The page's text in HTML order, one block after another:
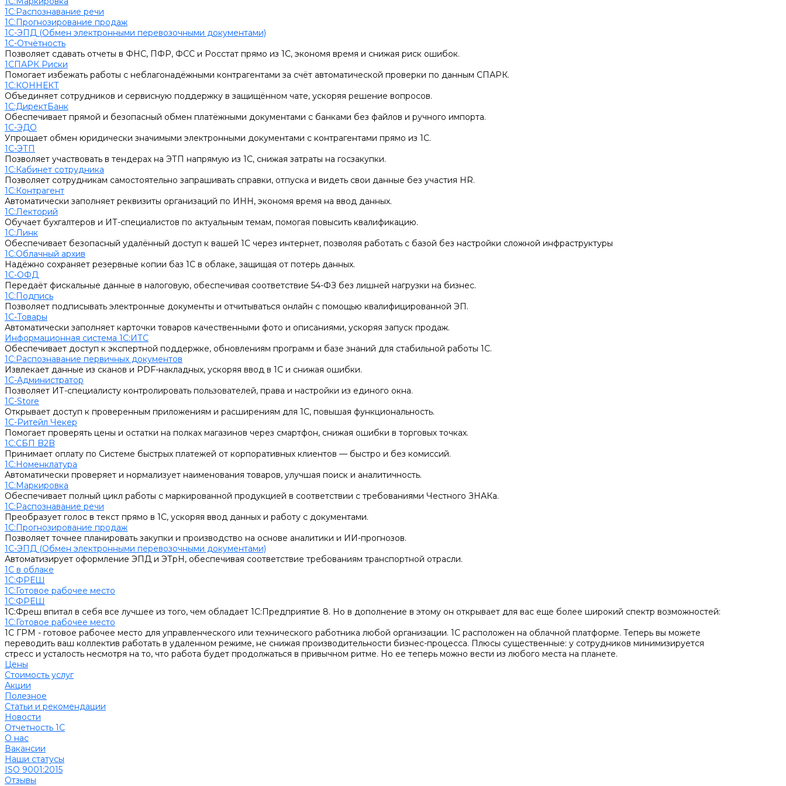
1С:Распознавание речи
1С:Прогнозирование продаж
1С-ЭПД (Обмен электронными перевозочными документами)
1С-Отчётность
Позволяет сдавать отчеты в ФНС, ПФР, ФСС и Росстат прямо из 1С, экономя время и снижая риск ошибок.
1СПАРК Риски
Помогает избежать работы с неблагонадёжными контрагентами за счёт автоматической проверки по данным СПАРК.
1С:КОННЕКТ
Объединяет сотрудников и сервисную поддержку в защищённом чате, ускоряя решение вопросов.
1С:ДиректБанк
Обеспечивает прямой и безопасный обмен платёжными документами с банками без файлов и ручного импорта.
1С-ЭДО
Упрощает обмен юридически значимыми электронными документами с контрагентами прямо из 1С.
1С-ЭТП
Позволяет участвовать в тендерах на ЭТП напрямую из 1С, снижая затраты на госзакупки.
1С:Кабинет сотрудника
Позволяет сотрудникам самостоятельно запрашивать справки, отпуска и видеть свои данные без участия HR.
1С:Контрагент
Автоматически заполняет реквизиты организаций по ИНН, экономя время на ввод данных.
1С:Лекторий
Обучает бухгалтеров и ИТ-специалистов по актуальным темам, помогая повысить квалификацию.
1С:Линк
Обеспечивает безопасный удалённый доступ к вашей 1С через интернет, позволяя работать с базой без настройки сложной инфраструктуры
1С:Облачный архив
Надёжно сохраняет резервные копии баз 1С в облаке, защищая от потерь данных.
1С-ОФД
Передаёт фискальные данные в налоговую, обеспечивая соответствие 54-ФЗ без лишней нагрузки на бизнес.
1С:Подпись
Позволяет подписывать электронные документы и отчитываться онлайн с помощью квалифицированной ЭП.
1С-Товары
Автоматически заполняет карточки товаров качественными фото и описаниями, ускоряя запуск продаж.
Информационная система 1С:ИТС
Обеспечивает доступ к экспертной поддержке, обновлениям программ и базе знаний для стабильной работы 1С.
1С:Распознавание первичных документов
Извлекает данные из сканов и PDF-накладных, ускоряя ввод в 1С и снижая ошибки.
1С-Администратор
Позволяет ИТ-специалисту контролировать пользователей, права и настройки из единого окна.
1С-Store
Открывает доступ к проверенным приложениям и расширениям для 1С, повышая функциональность.
1С-Ритейл Чекер
Помогает проверять цены и остатки на полках магазинов через смартфон, снижая ошибки в торговых точках.
1С:СБП B2B
Принимает оплату по Системе быстрых платежей от корпоративных клиентов — быстро и без комиссий.
1С:Номенклатура
Автоматически проверяет и нормализует наименования товаров, улучшая поиск и аналитичность.
1С:Маркировка
Обеспечивает полный цикл работы с маркированной продукцией в соответствии с требованиями Честного ЗНАКа.
1С:Распознавание речи
Преобразует голос в текст прямо в 1С, ускоряя ввод данных и работу с документами.
1С:Прогнозирование продаж
Позволяет точнее планировать закупки и производство на основе аналитики и ИИ-прогнозов.
1С-ЭПД (Обмен электронными перевозочными документами)
Автоматизирует оформление ЭПД и ЭТрН, обеспечивая соответствие требованиям транспортной отрасли.
1С в облаке
1С:ФРЕШ
1C:Готовое рабочее место
1С:ФРЕШ
1С:Фреш впитал в себя все лучшее из того, чем обладает 1С:Предприятие 8. Но в дополнение в этому он открывает для вас еще более широкий спектр возможностей:
1C:Готовое рабочее место
1С ГРМ - готовое рабочее место для управленческого или технического работника любой организации. 1С расположен на облачной платформе. Теперь вы можете
переводить ваш коллектив работать в удаленном режиме, не снижая производительности бизнес-процесса. Плюсы существенные: у сотрудников минимизируется
стресс и усталость несмотря на то, что работа будет продолжаться в привычном ритме. Но ее теперь можно вести из любого места на планете.
Цены
Стоимость услуг
Акции
Полезное
Cтатьи и рекомендации
Новости
Отчетность 1С
О нас
Вакансии
Наши статусы
ISO 9001:2015
Отзывы